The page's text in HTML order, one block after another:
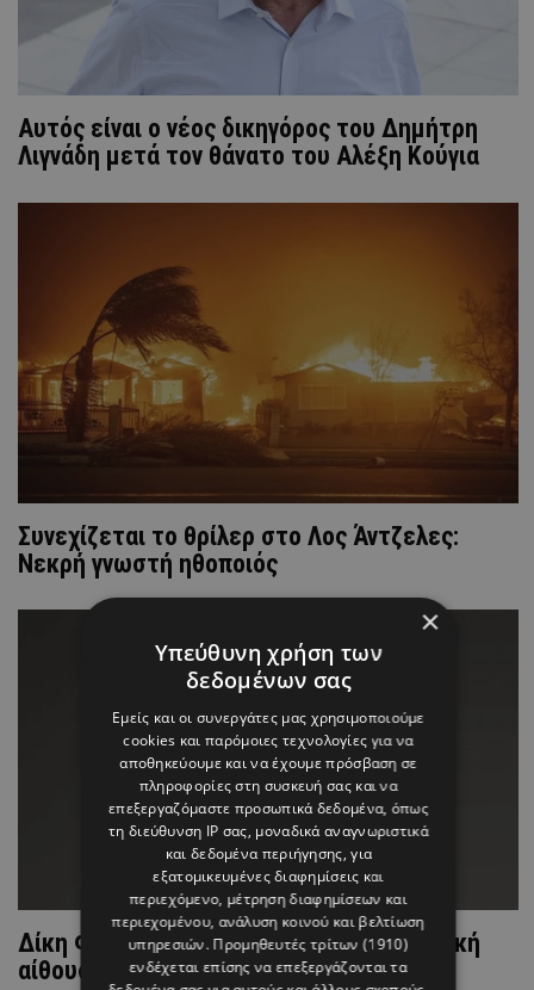
Aυτός είναι ο νέος δικηγόρος του Δημήτρη
Λιγνάδη μετά τον θάνατο του Αλέξη Κούγια
Συνεχίζεται το θρίλερ στο Λος Άντζελες:
Νεκρή γνωστή ηθοποιός
Δίκη Φιλιππίδη: Η λιποθυμία στη δικαστική
αίθουσα που έφερε τη διακοπή
×
Υπεύθυνη χρήση των
δεδομένων σας
Εμείς και οι συνεργάτες μας χρησιμοποιούμε
cookies και παρόμοιες τεχνολογίες για να
αποθηκεύουμε και να έχουμε πρόσβαση σε
πληροφορίες στη συσκευή σας και να
επεξεργαζόμαστε προσωπικά δεδομένα, όπως
τη διεύθυνση IP σας, μοναδικά αναγνωριστικά
και δεδομένα περιήγησης, για
εξατομικευμένες διαφημίσεις και
περιεχόμενο, μέτρηση διαφημίσεων και
περιεχομένου, ανάλυση κοινού και βελτίωση
υπηρεσιών. Προμηθευτές τρίτων (1910)
ενδέχεται επίσης να επεξεργάζονται τα